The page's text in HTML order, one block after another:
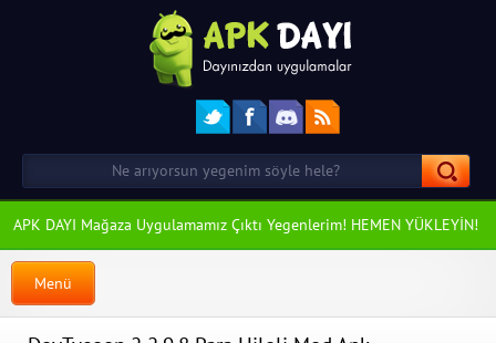
APK DAYI Mağaza Uygulamamız Çıktı Yegenlerim! HEMEN YÜKLEYİN!
Menü